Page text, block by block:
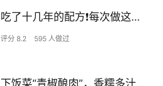
吃了十几年的配方❗️每次做这至少吃2碗
评分 8.2 595 人做过